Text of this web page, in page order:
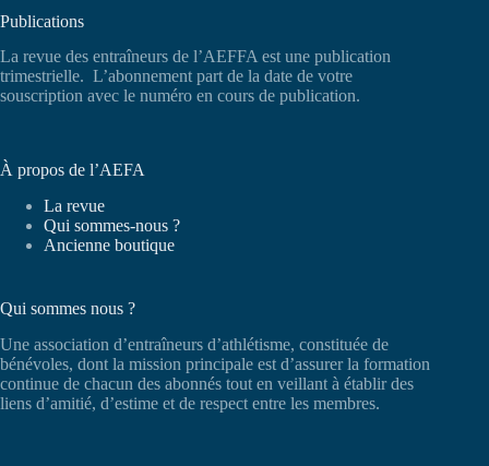
Publications
La revue des entraîneurs de l’AEFFA est une publication
trimestrielle. L’abonnement part de la date de votre
souscription avec le numéro en cours de publication.
À propos de l’AEFA
La revue
Qui sommes-nous ?
Ancienne boutique
Qui sommes nous ?
Une association d’entraîneurs d’athlétisme, constituée de
bénévoles, dont la mission principale est d’assurer la formation
continue de chacun des abonnés tout en veillant à établir des
liens d’amitié, d’estime et de respect entre les membres.